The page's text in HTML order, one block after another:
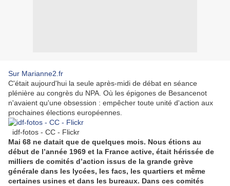
Sur Marianne2.fr
C'était aujourd'hui la seule après-midi de débat en séance
plénière au congrès du NPA. Où les épigones de Besancenot
n'avaient qu'une obsession : empêcher toute unité d'action aux
prochaines élections européennes.
idf-fotos - CC - Flickr
Mai 68 ne datait que de quelques mois. Nous étions au
début de l’année 1969 et la France active, était hérissée de
milliers de comités d’action issus de la grande grève
générale dans les lycées, les facs, les quartiers et même
certaines usines et dans les bureaux. Dans ces comités